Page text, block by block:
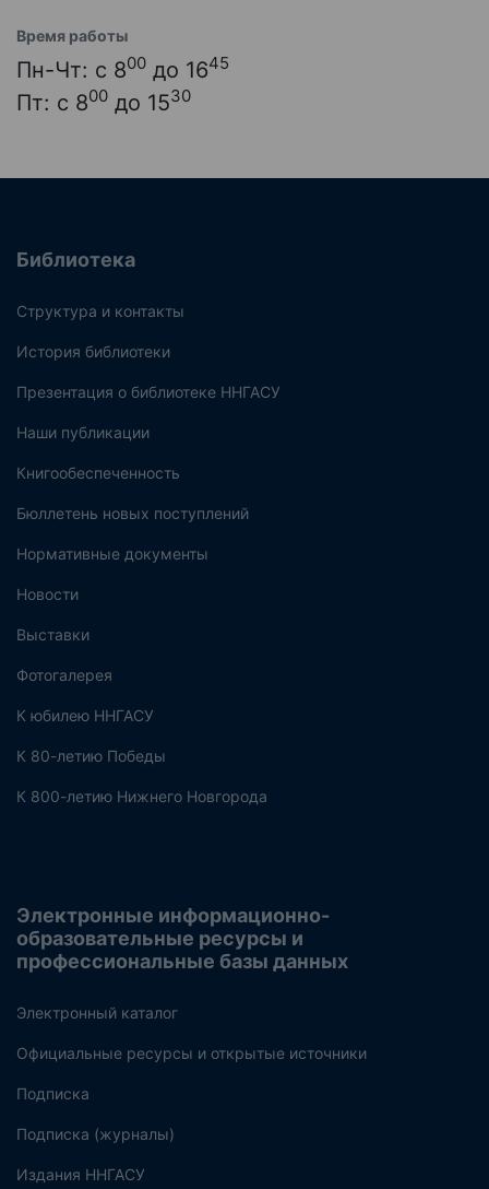
Время работы
Пн-Чт: с 800 до 1645
Пт: с 800 до 1530
Библиотека
Структура и контакты
История библиотеки
Презентация о библиотеке ННГАСУ
Наши публикации
Книгообеспеченность
Бюллетень новых поступлений
Нормативные документы
Новости
Выставки
Фотогалерея
К юбилею ННГАСУ
К 80-летию Победы
К 800-летию Нижнего Новгорода
Электронные информационно-
образовательные ресурсы и
профессиональные базы данных
Электронный каталог
Официальные ресурсы и открытые источники
Подписка
Подписка (журналы)
Издания ННГАСУ